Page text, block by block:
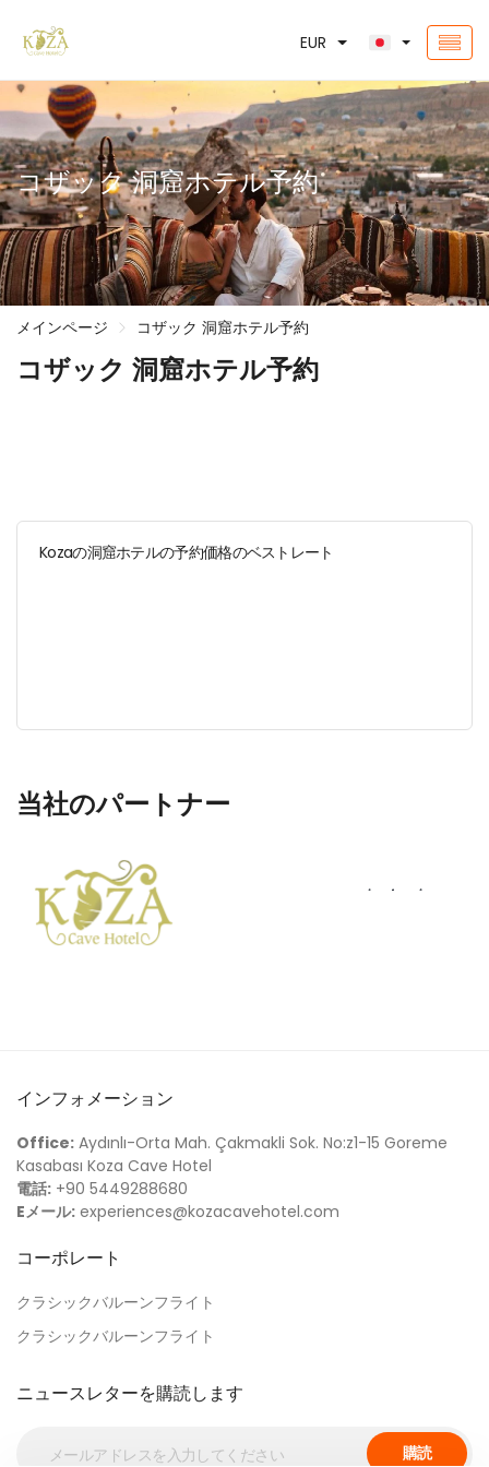
EUR
コザック 洞窟ホテル予約
メインページ コザック 洞窟ホテル予約
コザック 洞窟ホテル予約
Kozaの洞窟ホテルの予約価格のベストレート
当社のパートナー
インフォメーション
Office: Aydınlı-Orta Mah. Çakmakli Sok. No:z1-15 Goreme
Kasabası Koza Cave Hotel
電話: +90 5449288680
Eメール: experiences@kozacavehotel.com
コーポレート
クラシックバルーンフライト
クラシックバルーンフライト
ニュースレターを購読します
購読